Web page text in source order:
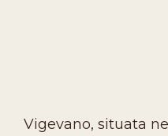
Vigevano, situata